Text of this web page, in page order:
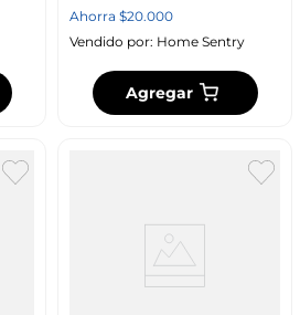
Ahorra $20.000
Vendido por: Home Sentry
Agregar